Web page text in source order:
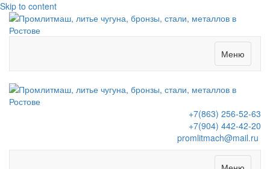
Skip to content
Меню
+7(863) 256-52-63
+7(904) 442-42-20
promlitmach@mail.ru